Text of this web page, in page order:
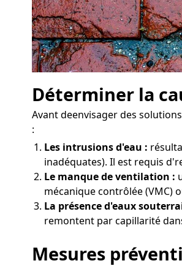
Déterminer la
Avant deenvisager des
:
Les intrusions d'eau :
inadéquates). Il est requis
Le manque de ventilation :
mécanique contrôlée (VMC)
La présence d'eaux
remontent par capillarité
Mesures